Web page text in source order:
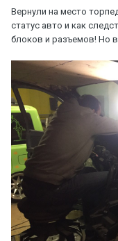
Вернули на место
статус авто и как
блоков и разъемов! Но